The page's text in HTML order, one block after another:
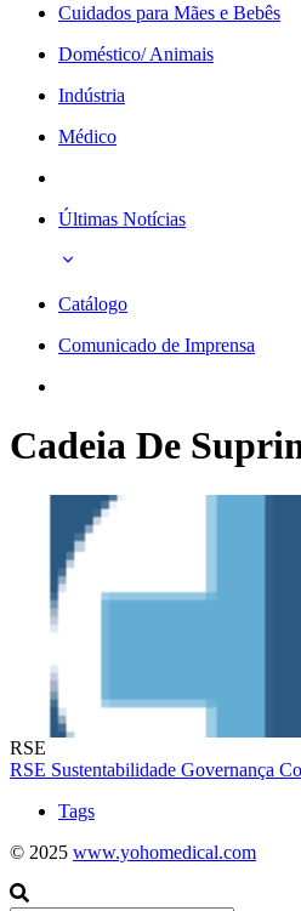
Cuidados para Mães e Bebês
Doméstico/ Animais
Indústria
Médico
Últimas Notícias
Catálogo
Comunicado de Imprensa
Cadeia De
RSE
RSE Sustentabilidade Governança
Tags
© 2025 www.yohomedical.com